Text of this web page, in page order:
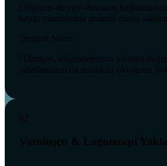
Düşünce–duygu–davranış
kaygı puanlarında anlamlı düşüş
Terapist Notu:
“Danışan, düşüncelerinin yönünü
rahatlamanın da mümkün olduğunu
02
Varoluşçu & Logoterapi